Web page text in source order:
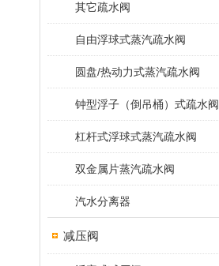
其它疏水阀
自由浮球式蒸汽疏水阀
圆盘/热动力式蒸汽疏水阀
钟型浮子（倒吊桶）式疏水阀
杠杆式浮球式蒸汽疏水阀
双金属片蒸汽疏水阀
汽水分离器
减压阀